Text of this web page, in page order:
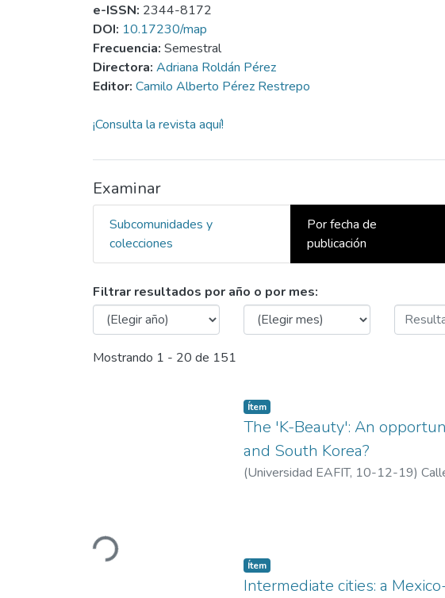
e-ISSN: 2344-8172
DOI: 10.17230/map
Frecuencia: Semestral
Directora: Adriana Roldán Pérez
Editor: Camilo Alberto Pérez Restrepo
¡Consulta la revista aquí!
Examinar
Subcomunidades y
colecciones
Por fecha de
publicación
Examinando Mundo Asia Pacífico
Filtrar resultados por año o por mes:
Mostrando 1 - 20 de 151
Cargando...
Ítem
The 'K-Beauty': An
and South Korea?
(Universidad EAFIT, 10-12-19)
Ítem
Intermediate cities: a